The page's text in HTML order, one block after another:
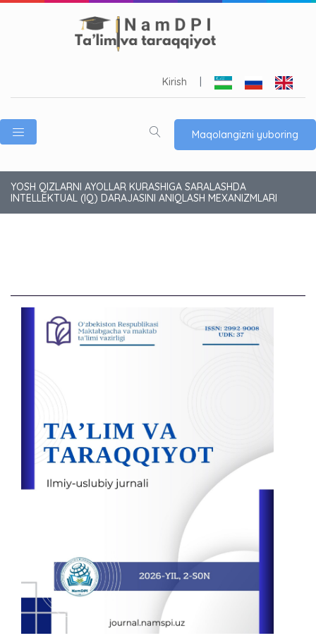
Kirish
Maqolangizni yuboring
YOSH QIZLARNI AYOLLAR KURASHIGA SARALASHDA
INTELLEKTUAL (IQ) DARAJASINI ANIQLASH MEXANIZMLARI